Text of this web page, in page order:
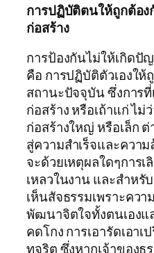
การปฏิบัติตนให้ถูกต้อง
ก่อสร้าง
การป้องกันไม่ให้เกิดปั
คือ การปฏิบัติตัวเองให้
สถานะปัจจุบัน ซึ่งการที่
ก่อสร้าง หรือเถ้าแก่ ไม่
ก่อสร้างใหญ่ หรือเล็ก
สู่ความสำเร็จและควา
จะด้วยเหตุผลใดๆการ
เหลวในงาน และสำห
เห็นสัจธรรมเพราะคว
พัฒนาจิตใจทั้งตนเองแ
คดโกง การเอารัดเอา
ทุจริต ซึ่งหากเจ้าของธุ